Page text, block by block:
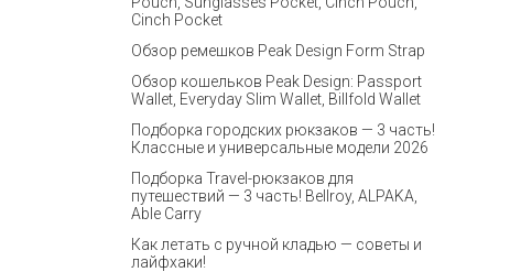
Cinch Pocket
Обзор ремешков Peak Design Form Strap
Обзор кошельков Peak Design: Passport
Wallet, Everyday Slim Wallet, Billfold Wallet
Подборка городских рюкзаков — 3 часть!
Классные и универсальные модели 2026
Подборка Travel-рюкзаков для
путешествий — 3 часть! Bellroy, ALPAKA,
Able Carry
Как летать с ручной кладью — советы и
лайфхаки!